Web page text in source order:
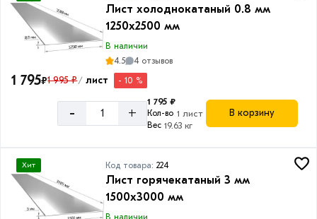
Лист холоднокатаный 0.8 мм
1250х2500 мм
В наличии
4.5
4 отзывов
1 795₽1 995 ₽/ лист - 10 %
- +
1 795 ₽
Кол-во 1 лист
Вес 19.63 кг
В корзину
Хит Код товара:224
Лист горячекатаный 3 мм
1500х3000 мм
В наличии